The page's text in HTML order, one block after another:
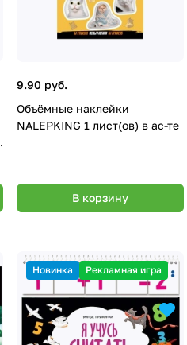
9.90 руб.
Объёмные наклейки
NALEPKING 1 лист(ов) в ас-те
В корзину
Новинка Рекламная игра